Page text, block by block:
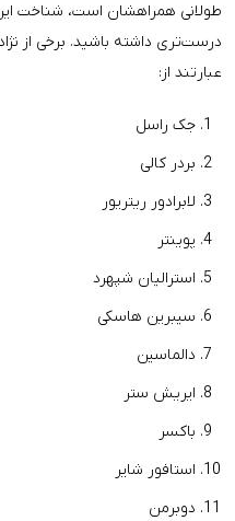
طولانی همراهشان است، شناخت
درست‌تری داشته باشید. برخی از
عبارتند از:
جک راسل
بردر کالی
لابرادور ریتریور
پوینتر
استرالیان شپهرد
سیبرین هاسکی
دالماسین
ایریش ستر
باکسر
استافور شایر
دوبرمن